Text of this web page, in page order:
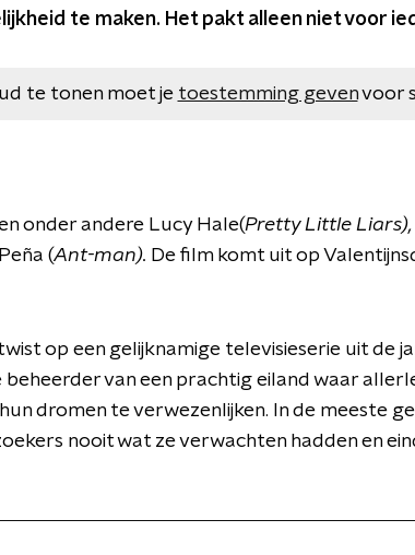
te maken. Het pakt alleen niet voor
te tonen moet je toestemming gevenvoor
onder andere Lucy Hale(Pretty Little Liars),
(Ant-man). De film komt uit op
op een gelijknamige televisieserie uit de
beheerder van een prachtig eiland waar
dromen te verwezenlijken. In de meeste
nooit wat ze verwachten hadden en